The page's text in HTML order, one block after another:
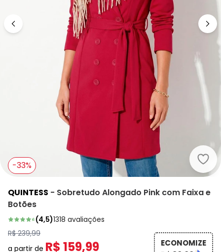
-33%
QUINTESS - Sobretudo Alongado Pink com Faixa e
Botões
(4,5)1318 avaliações
R$ 239,99
a partir de R$ 159,99
ECONOMIZE